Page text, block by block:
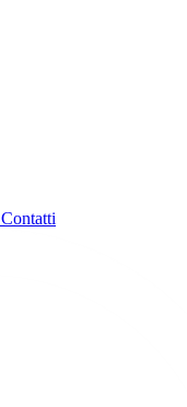
Contatti